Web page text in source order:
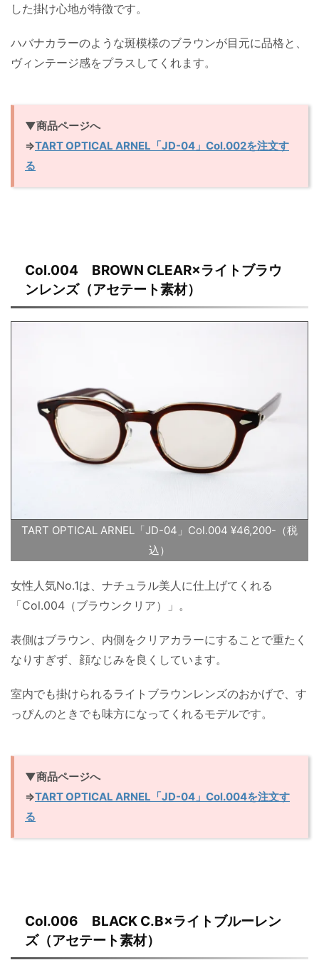
した掛け心地が特徴です。
ハバナカラーのような斑模様のブラウンが目元に品格と、
ヴィンテージ感をプラスしてくれます。
▼商品ページへ
⇒TART OPTICAL ARNEL「JD-04」Col.002を注文す
る
Col.004 BROWN CLEAR×ライトブラウ
ンレンズ（アセテート素材）
TART OPTICAL ARNEL「JD-04」Col.004 ¥46,200-（税
込）
女性人気No.1は、ナチュラル美人に仕上げてくれる
「Col.004（ブラウンクリア）」。
表側はブラウン、内側をクリアカラーにすることで重たく
なりすぎず、顔なじみを良くしています。
室内でも掛けられるライトブラウンレンズのおかげで、す
っぴんのときでも味方になってくれるモデルです。
▼商品ページへ
⇒TART OPTICAL ARNEL「JD-04」Col.004を注文す
る
Col.006 BLACK C.B×ライトブルーレン
ズ（アセテート素材）